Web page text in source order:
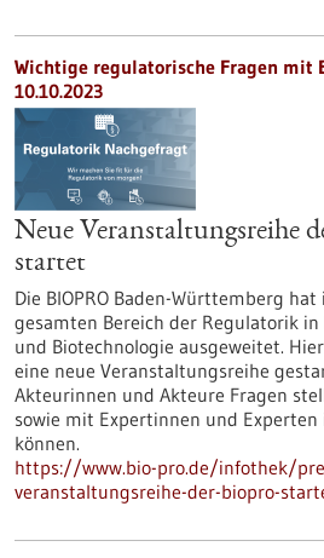
Wichtige regulatorische Fragen mit
10.10.2023
Neue Veranstaltungsreihe
startet
Die BIOPRO Baden-Württemberg
gesamten Bereich der Regulatorik
und Biotechnologie ausgeweitet.
eine neue Veranstaltungsreihe
Akteurinnen und Akteure Fragen
sowie mit Expertinnen und
können.
https://www.bio-pro.de/infothek/
veranstaltungsreihe-der-biopro-